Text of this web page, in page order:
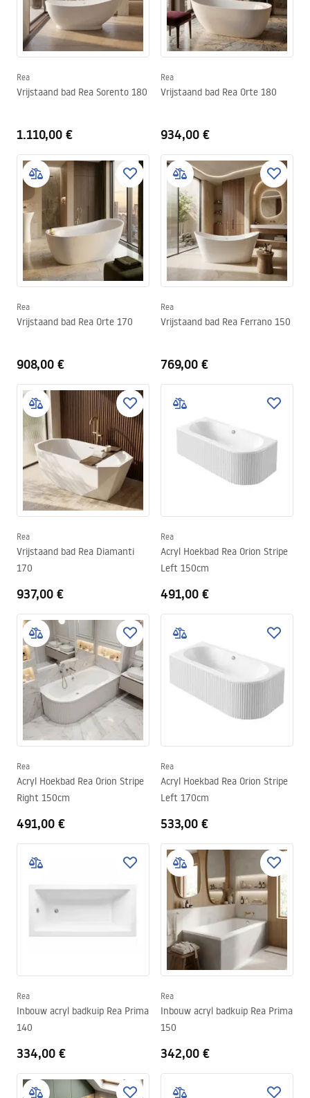
baden steeds populairder bij klanten.
Rea
Vrijstaand bad Rea Sorento 180
1.110,00 €
Rea
Vrijstaand bad Rea Orte 180
934,00 €
Rea
Vrijstaand bad Rea Orte 170
908,00 €
Rea
Vrijstaand bad Rea Ferrano 150
769,00 €
Rea
Vrijstaand bad Rea Diamanti
170
937,00 €
Rea
Acryl Hoekbad Rea Orion Stripe
Left 150cm
491,00 €
Rea
Acryl Hoekbad Rea Orion Stripe
Right 150cm
491,00 €
Rea
Acryl Hoekbad Rea Orion Stripe
Left 170cm
533,00 €
Rea
Inbouw acryl badkuip Rea Prima
140
334,00 €
Rea
Inbouw acryl badkuip Rea Prima
150
342,00 €